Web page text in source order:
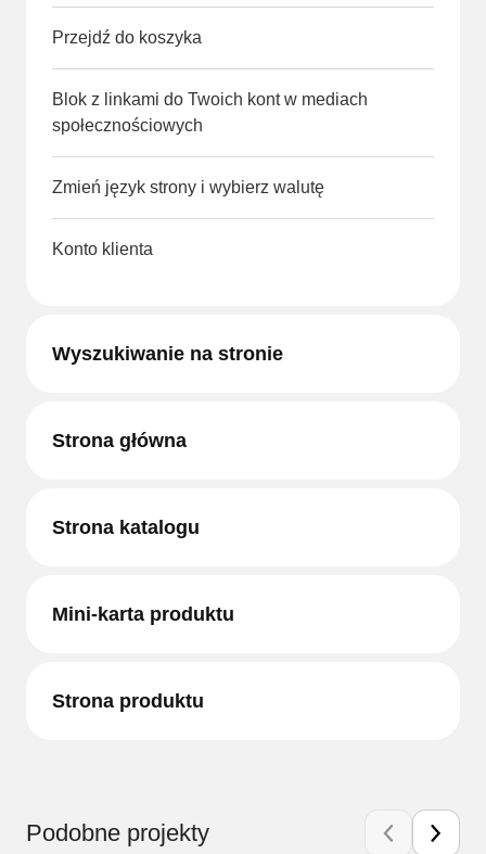
Przejdź do koszyka
Blok z linkami do Twoich kont w mediach
społecznościowych
Zmień język strony i wybierz walutę
Konto klienta
Wyszukiwanie na stronie
Strona główna
Strona katalogu
Mini-karta produktu
Strona produktu
Podobne projekty